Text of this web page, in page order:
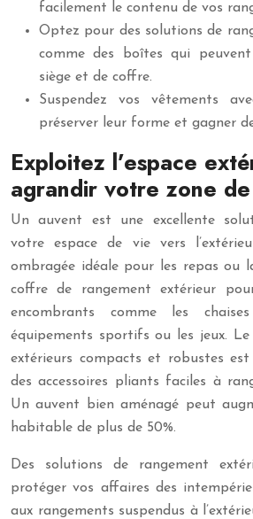
facilement le contenu de vos
Optez pour des solutions de
comme des boîtes qui
siège et de coffre.
Suspendez vos vêtements
préserver leur forme et gagner de
Exploitez l’espace
agrandir votre zone
Un auvent est une excellente
votre espace de vie vers
ombragée idéale pour les repas ou
coffre de rangement extérieur
encombrants comme les
équipements sportifs ou les jeux. Le
extérieurs compacts et robustes est
des accessoires pliants faciles à
Un auvent bien aménagé peut
habitable de plus de 50%.
Des solutions de rangement
protéger vos affaires des
aux rangements suspendus à